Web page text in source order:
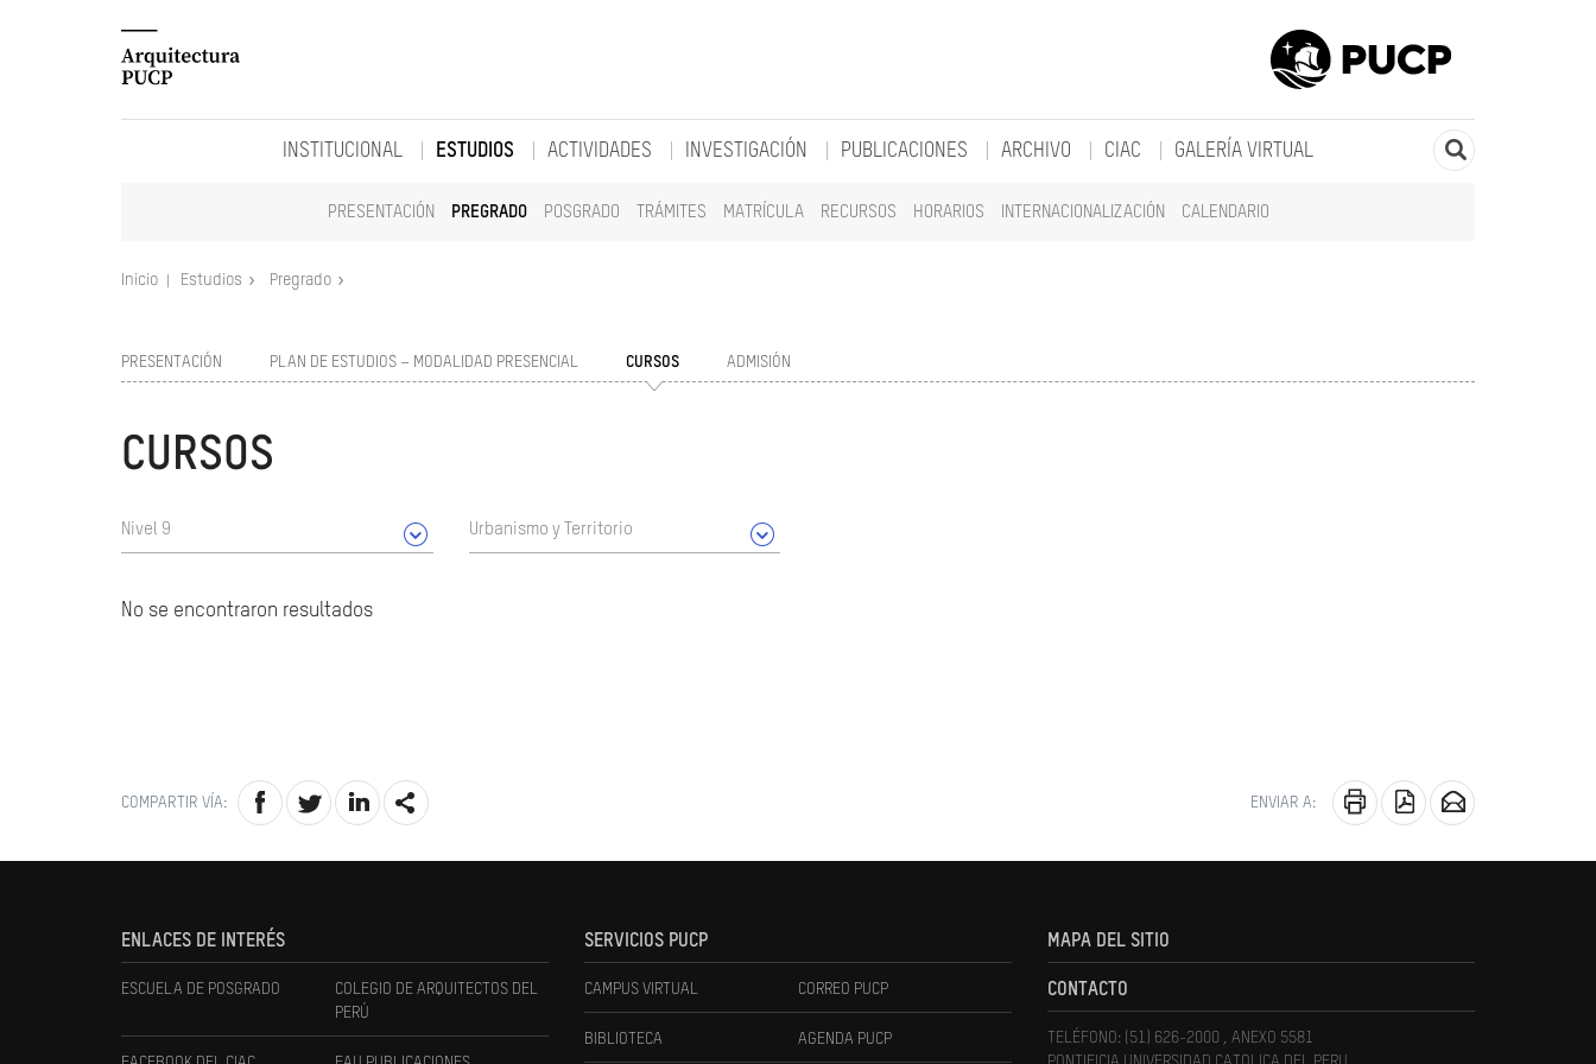
INSTITUCIONAL ESTUDIOS
PRESENTACIÓN PREGRADO POSGRADO TRÁMITES MATRÍCULA RECURSOS HORARIOS INTERNACIONALIZACIÓN CALENDARIO
ACTIVIDADES INVESTIGACIÓN PUBLICACIONES ARCHIVO CIAC GALERÍA VIRTUAL
Inicio Estudios Pregrado
PRESENTACIÓN PLAN DE ESTUDIOS – MODALIDAD PRESENCIAL CURSOS ADMISIÓN
CURSOS
Nivel 9 Urbanismo y Territorio
No se encontraron resultados
COMPARTIR VÍA: ENVIAR A:
ENLACES DE INTERÉS
ESCUELA DE POSGRADO
COLEGIO DE ARQUITECTOS DEL
PERÚ
SERVICIOS PUCP
CAMPUS VIRTUAL CORREO PUCP
BIBLIOTECA AGENDA PUCP
MAPA DEL SITIO
CONTACTO
TELÉFONO: (51) 626-2000 , ANEXO 5581